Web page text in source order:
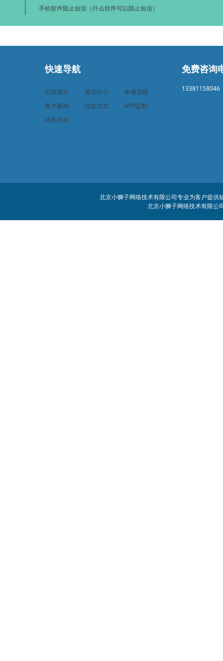
手机软件阻止短信（什么软件可以阻止短信）
快速导航
公司简介 资讯中心
申请流程
客户案例
付款方式
APP定制
联系方式
免费咨询
13381158046
北京小狮子网络技术有限公司专业为客户提
北京小狮子网络技术有限公